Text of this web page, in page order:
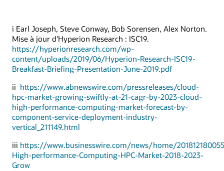
i Earl Joseph, Steve Conway, Bob Sorensen, Alex Norton.
Mise à jour d'Hyperion Research : ISC19.
https://hyperionresearch.com/wp-
content/uploads/2019/06/Hyperion-Research-ISC19-
Breakfast-Briefing-Presentation-June-2019.pdf
ii https://www.abnewswire.com/pressreleases/cloud-
hpc-market-growing-swiftly-at-21-cagr-by-2023-cloud-
high-performance-computing-market-forecast-by-
component-service-deployment-industry-
vertical_211149.html
iii https://www.businesswire.com/news/home/
High-performance-Computing-HPC-Market-2018-2023-
Grow